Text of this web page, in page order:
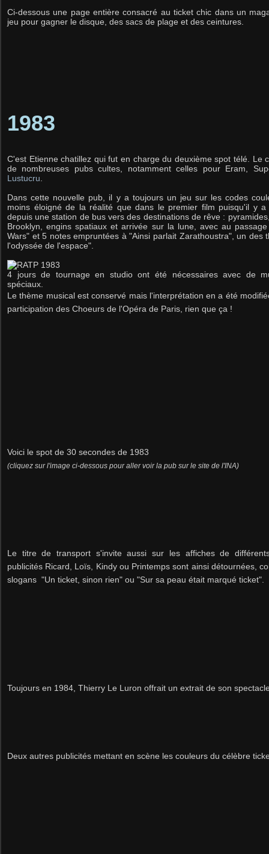
Ci-dessous une page entière consacré au ticket chic dans un
jeu pour gagner le disque, des sacs de plage et des ceintures.
1983
C'est Etienne chatillez qui fut en charge du deuxième spot télé. Le
de nombreuses pubs cultes, notamment celles pour Eram,
Lustucru
Dans cette nouvelle pub, il y a toujours un jeu sur les codes
moins éloigné de la réalité que dans le premier film puisqu'il y
depuis une station de bus vers des destinations de rêve :
Brooklyn, engins spatiaux et arrivée sur la lune, avec au
Wars" et 5 notes empruntées à "Ainsi parlait Zarathoustra", un des
l'odyssée de l'espace".
4 jours de tournage en studio ont été nécessaires avec de
spéciaux.
Le thème musical est conservé mais l'interprétation en a été
participation des Choeurs de l'Opéra de Paris, rien que ça !
Voici le spot de 30 secondes de 1983
(cliquez sur l'image ci-dessous pour aller voir la pub sur le site de l'INA)
Le titre de transport s'invite aussi sur les affiches de
publicités Ricard, Loïs, Kindy ou Printemps sont ainsi détournées,
slogans "Un ticket, sinon rien" ou "Sur sa peau était marqué ticket".
Toujours en 1984, Thierry Le Luron offrait un extrait de son
Deux autres publicités mettant en scène les couleurs du célèbre